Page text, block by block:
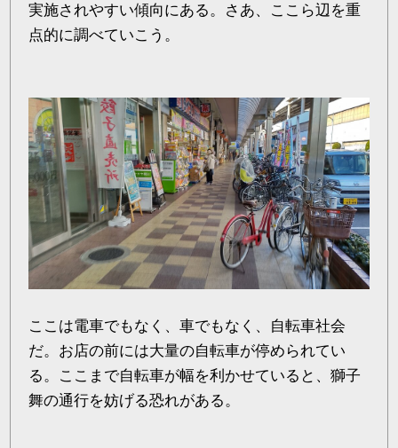
実施されやすい傾向にある。さあ、ここら辺を重
点的に調べていこう。
ここは電車でもなく、車でもなく、自転車社会
だ。お店の前には大量の自転車が停められてい
る。ここまで自転車が幅を利かせていると、獅子
舞の通行を妨げる恐れがある。